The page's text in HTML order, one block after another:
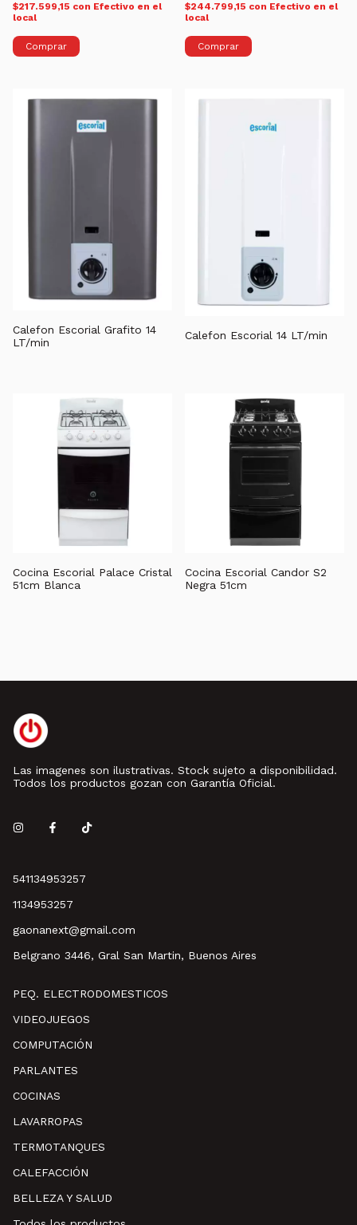
$217.599,15 con Efectivo en el
local
$244.799,15 con Efectivo en el
local
Calefon Escorial Grafito 14
LT/min
Calefon Escorial 14 LT/min
Cocina Escorial Palace Cristal
51cm Blanca
Cocina Escorial Candor S2
Negra 51cm
Las imagenes son ilustrativas. Stock sujeto a disponibilidad.
Todos los productos gozan con Garantía Oficial.
541134953257
1134953257
gaonanext@gmail.com
Belgrano 3446, Gral San Martin, Buenos Aires
PEQ. ELECTRODOMESTICOS
VIDEOJUEGOS
COMPUTACIÓN
PARLANTES
COCINAS
LAVARROPAS
TERMOTANQUES
CALEFACCIÓN
BELLEZA Y SALUD